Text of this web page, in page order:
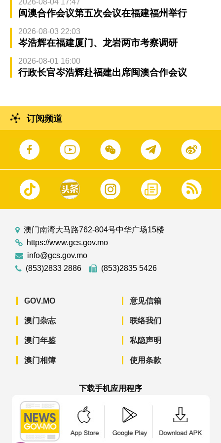
2026-08-04 17:47
闽澳合作会议第五次会议在福建福州举行
2026-08-03 22:03
岑浩辉在福建厦门、龙岩两市考察调研
2026-08-01 16:00
行政长官岑浩辉赴福建出席闽澳合作会议
订阅频道
澳门南湾大马路762-804号中华广场15楼
https://www.gcs.gov.mo
info@gcs.gov.mo
(853)2833 2886
(853)2835 5426
GOV.MO
澳门杂志
澳门年鉴
澳门相簿
意见信箱
联络我们
私隐声明
使用条款
下载手机应用程序